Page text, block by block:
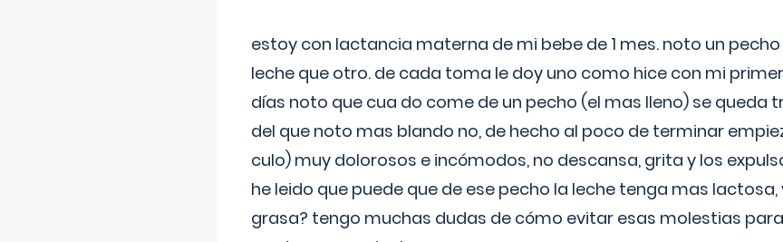
estoy con lactancia materna de mi bebe de 1 mes. noto un
leche que otro. de cada toma le doy uno como hice con mi
días noto que cua do come de un pecho (el mas lleno) se queda
del que noto mas blando no, de hecho al poco de terminar
culo) muy dolorosos e incómodos, no descansa, grita y los
he leido que puede que de ese pecho la leche tenga mas
grasa? tengo muchas dudas de cómo evitar esas molestias